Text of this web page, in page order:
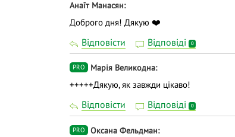
Анаїт Манасян
Доброго дня! Дякую ❤️
Відповісти Відповіді 0
PRO Марія Великодна
+++++Дякую, як завжди цікаво!
Відповісти Відповіді 0
PRO Оксана Фельдман